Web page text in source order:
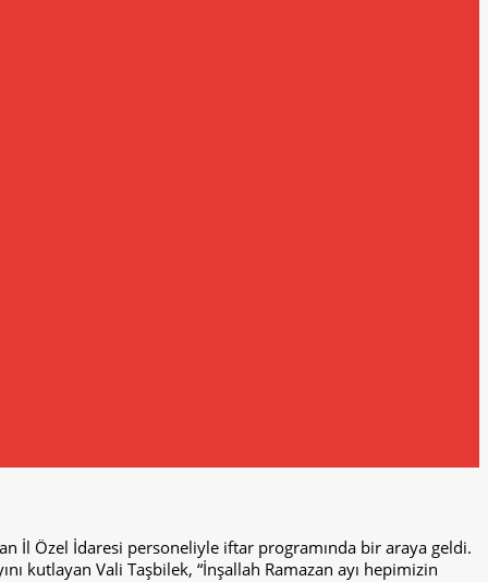
İl Özel İdaresi personeliyle iftar programında bir araya geldi.
kutlayan Vali Taşbilek, “İnşallah Ramazan ayı hepimizin